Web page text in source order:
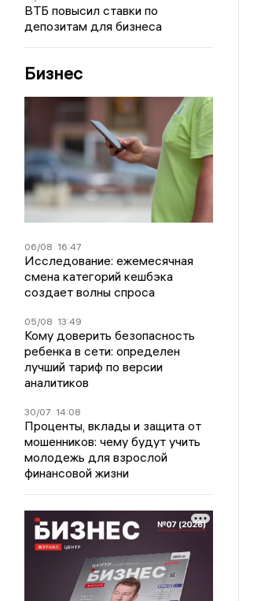
ВТБ повысил ставки по
депозитам для бизнеса
Бизнес
06/08 16:47
Исследование: ежемесячная
смена категорий кешбэка
создает волны спроса
05/08 13:49
Кому доверить безопасность
ребенка в сети: определен
лучший тариф по версии
аналитиков
30/07 14:08
Проценты, вклады и защита от
мошенников: чему будут учить
молодежь для взрослой
финансовой жизни